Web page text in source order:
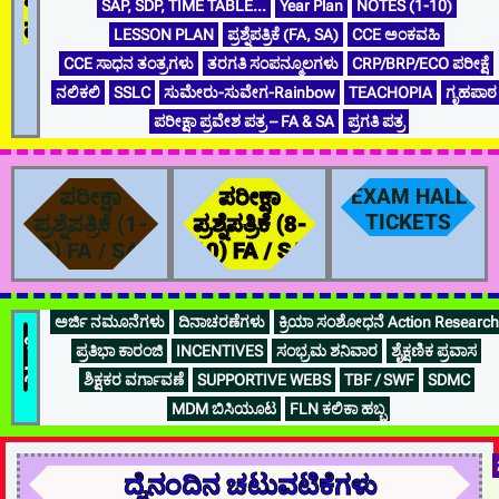
ಮಾಹಿತಿ
SAP, SDP, TIME TABLE…
Year Plan
NOTES (1-10)
LESSON PLAN
ಪ್ರಶ್ನೆಪತ್ರಿಕೆ (FA, SA)
CCE ಅಂಕವಹಿ
CCE ಸಾಧನ ತಂತ್ರಗಳು
ತರಗತಿ ಸಂಪನ್ಮೂಲಗಳು
CRP/BRP/ECO ಪರೀಕ್ಷೆ
ನಲಿಕಲಿ
SSLC ಸುಮೇರು-ಸುವೇಗ-Rainbow TEACHOPIA
ಗೃಹಪಾಠ
ಪರೀಕ್ಷಾ ಪ್ರವೇಶ ಪತ್ರ – FA & SA
ಪ್ರಗತಿ ಪತ್ರ
ಪರೀಕ್ಷಾ
ಪ್ರಶ್ನೆಪತ್ರಿಕೆ (1-
8) FA / SA
ಪರೀಕ್ಷಾ
ಪ್ರಶ್ನೆಪತ್ರಿಕೆ (8-
10) FA / SA
EXAM HALL
TICKETS
ಇತರೆ...
ಸಹಪಠ್ಯ
ಅರ್ಜಿ ನಮೂನೆಗಳು ದಿನಾಚರಣೆಗಳು
ಕ್ರಿಯಾ ಸಂಶೋಧನೆ Action Research
ಪ್ರತಿಭಾ ಕಾರಂಜಿ
INCENTIVES ಸಂಭ್ರಮ ಶನಿವಾರ
ಶೈಕ್ಷಣಿಕ ಪ್ರವಾಸ
ಶಿಕ್ಷಕರ ವರ್ಗಾವಣೆ
SUPPORTIVE WEBS TBF / SWF
SDMC
MDM ಬಿಸಿಯೂಟ
FLN ಕಲಿಕಾ ಹಬ್ಬ
ದೈನಂದಿನ ಚಟುವಟಿಕೆಗಳು